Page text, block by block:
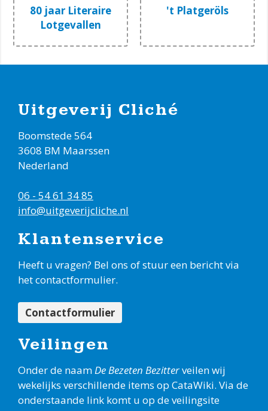
80 jaar Literaire
Lotgevallen
't Platgeröls
Uitgeverij Cliché
Boomstede 564
3608 BM Maarssen
Nederland
06 - 54 61 34 85
info@uitgeverijcliche.nl
Klantenservice
Heeft u vragen? Bel ons of stuur een bericht via
het contactformulier.
Contactformulier
Veilingen
Onder de naamDe Bezeten Bezitterveilen wij
wekelijks verschillende items op CataWiki. Via de
onderstaande link komt u op de veilingsite